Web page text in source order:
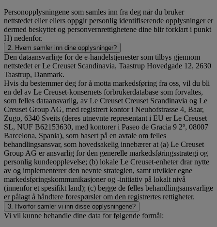
Personopplysningene som samles inn fra deg når du bruker
nettstedet eller ellers oppgir personlig identifiserende opplysninger er
dermed beskyttet og personvernrettighetene dine blir forklart i punkt
H) nedenfor.
2. Hvem samler inn dine opplysninger?
Den dataansvarlige for de e-handelstjenester som tilbys gjennom
nettstedet er Le Creuset Scandinavia, Taastrup Hovedgade 12, 2630
Taastrup, Danmark.
Hvis du bestemmer deg for å motta markedsføring fra oss, vil du bli
en del av Le Creuset-konsernets forbrukerdatabase som forvaltes,
som felles dataansvarlig, av Le Creuset Creuset Scandinavia og Le
Creuset Group AG, med registrert kontor i Neuhofstrasse 4, Baar,
Zugo, 6340 Sveits (deres utnevnte representant i EU er Le Creuset
SL, NUF B62153630, med kontorer i Paseo de Gracia 9 2º, 08007
Barcelona, Spania), som basert på en avtale om felles
behandlingsansvar, som hovedsakelig innebærer at (a) Le Creuset
Group AG er ansvarlig for den generelle markedsføringsstrategi og
personlig kundeopplevelse; (b) lokale Le Creuset-enheter drar nytte
av og implementerer den nevnte strategien, samt utvikler egne
markedsføringskommunikasjoner og -initiativ på lokalt nivå
(innenfor et spesifikt land); (c) begge de felles behandlingsansvarlige
er pålagt å håndtere forespørsler om den registrertes rettigheter.
3. Hvorfor samler vi inn disse opplysningene?
Vi vil kunne behandle dine data for følgende formål: